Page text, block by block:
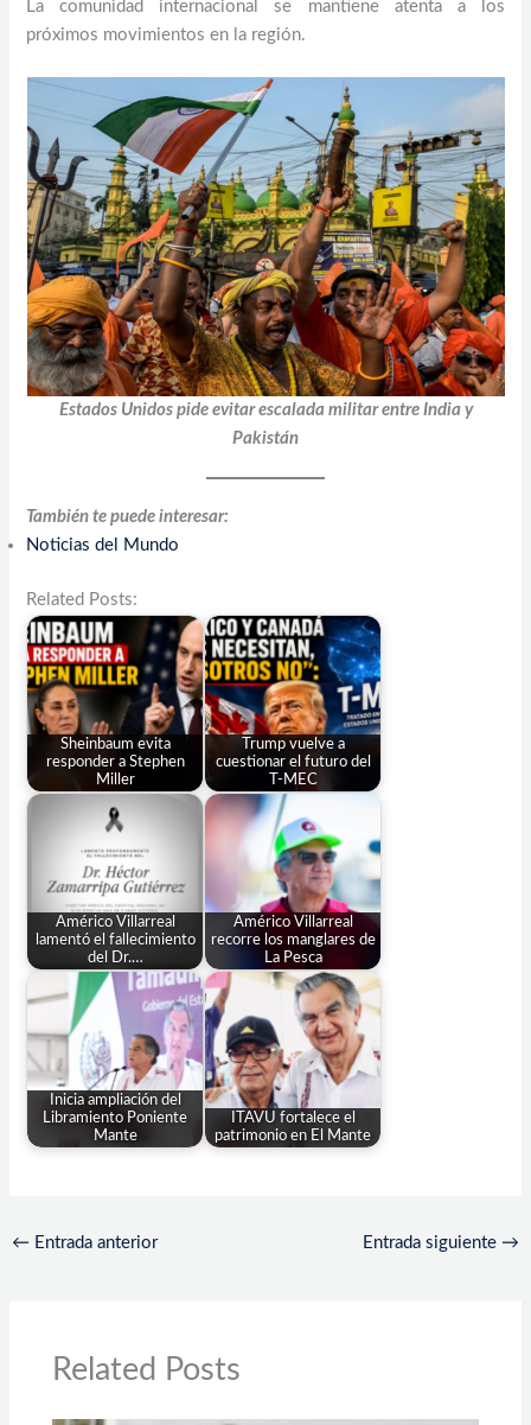
La comunidad internacional se mantiene atenta a los
próximos movimientos en la región.
Estados Unidos pide evitar escalada militar entre India y
Pakistán
También te puede interesar:
Noticias del Mundo
Related Posts:
Sheinbaum evita
responder a Stephen
Miller
Trump vuelve a
cuestionar el futuro del
T-MEC
Américo Villarreal
lamentó el fallecimiento
del Dr.…
Américo Villarreal
recorre los manglares de
La Pesca
Inicia ampliación del
Libramiento Poniente
Mante
ITAVU fortalece el
patrimonio en El Mante
← Entrada anterior Entrada siguiente →
Related Posts